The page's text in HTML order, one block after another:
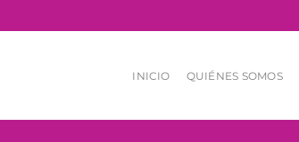
INICIO QUIÉNES SOMOS